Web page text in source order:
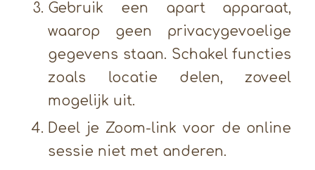
Gebruik een apart apparaat,
waarop geen privacygevoelige
gegevens staan. Schakel functies
zoals locatie delen, zoveel
mogelijk uit.
Deel je Zoom-link voor de online
sessie niet met anderen.